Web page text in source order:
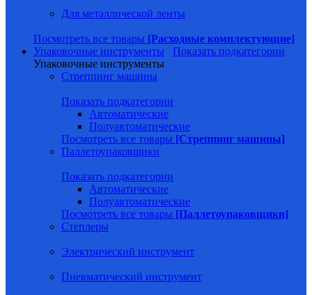
Для металлической ленты
Посмотреть все товары [Расходные комплектующие]
Упаковочные инструменты
Показать подкатегории
Упаковочные инструменты
Стреппинг машины
Показать подкатегории
Автоматические
Полуавтоматические
Посмотреть все товары [Стреппинг машины]
Паллетоупаковщики
Показать подкатегории
Автоматические
Полуавтоматические
Посмотреть все товары [Паллетоупаковщики]
Степлеры
Электрический инструмент
Пневматический инструмент